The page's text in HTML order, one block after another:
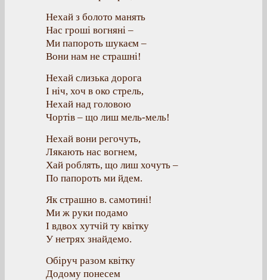
Нехай з болото манять
Нас гроші вогняні –
Ми папороть шукаєм –
Вони нам не страшні!
Нехай слизька дорога
І ніч, хоч в око стрель,
Нехай над головою
Чортів – що лиш мель-мель!
Нехай вони регочуть,
Лякають нас вогнем,
Хай роблять, що лиш хочуть –
По папороть ми йдем.
Як страшно в. самотині!
Ми ж руки подамо
І вдвох хутчій ту квітку
У нетрях знайдемо.
Обіруч разом квітку
Додому понесем